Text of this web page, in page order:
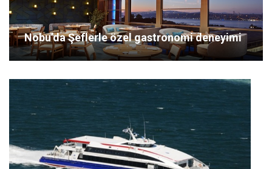
Nobu’da Şeflerle özel gastronomi deneyimi